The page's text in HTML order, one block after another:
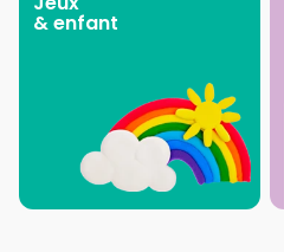
& enfant